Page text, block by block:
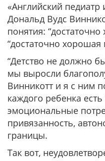
«Английский педиатр
Дональд Вудс
понятия:
“достаточно хорошая
“Детство не должно
мы выросли
Винникотт и я с ним
каждого ребенка
эмоциональные
привязанность,
границы.
Так вот,